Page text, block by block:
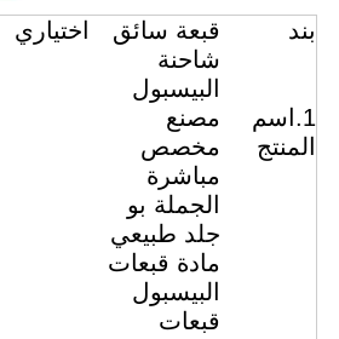
بند
قبعة سائق
شاحنة
البيسبول
اختياري
1.اسم
المنتج
مصنع
مخصص
مباشرة
الجملة بو
جلد طبيعي
مادة قبعات
البيسبول
قبعات